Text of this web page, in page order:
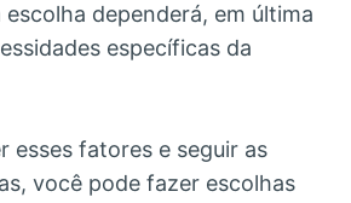
escolha dependerá, em última
específicas da
esses fatores e seguir as
você pode fazer escolhas